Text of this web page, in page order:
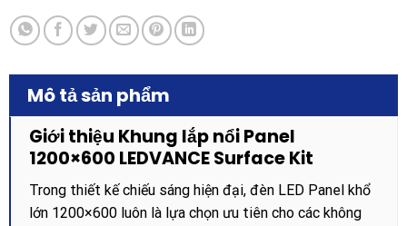
Mô tả sản phẩm
Giới thiệu Khung lắp nổi Panel
1200×600 LEDVANCE Surface Kit
Trong thiết kế chiếu sáng hiện đại, đèn LED Panel khổ
lớn 1200×600 luôn là lựa chọn ưu tiên cho các không